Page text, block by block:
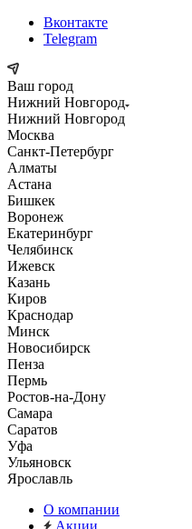
Вконтакте
Telegram
Ваш город
Нижний Новгород
Нижний Новгород
Москва
Санкт-Петербург
Алматы
Астана
Бишкек
Воронеж
Екатеринбург
Челябинск
Ижевск
Казань
Киров
Краснодар
Минск
Новосибирск
Пенза
Пермь
Ростов-на-Дону
Самара
Саратов
Уфа
Ульяновск
Ярославль
О компании
Акции